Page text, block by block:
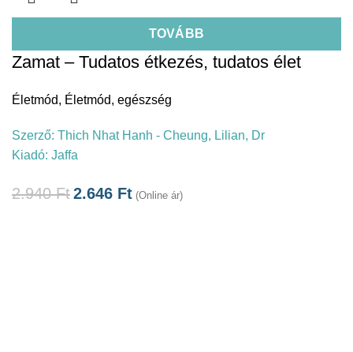
TOVÁBB
Zamat – Tudatos étkezés, tudatos élet
Életmód, Életmód, egészség
Szerző: Thich Nhat Hanh - Cheung, Lilian, Dr
Kiadó: Jaffa
2.940Ft2.646 Ft (Online ár)